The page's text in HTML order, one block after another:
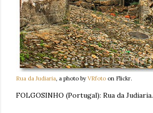
Rua da Judiaria, a photo by VRfoto on Flickr.
FOLGOSINHO (Portugal): Rua da Judiaria.